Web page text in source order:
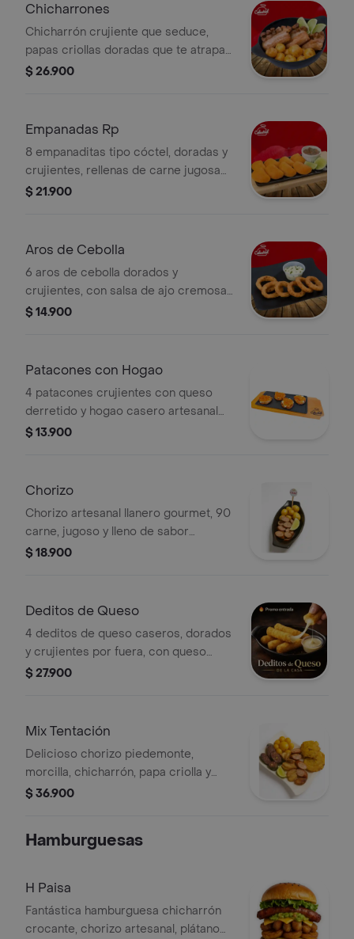
Chicharrones
Chicharrón crujiente que seduce,
papas criollas doradas que te atrapan
y un toque de limón que enciende
$ 26.900
Empanadas Rp
8 empanaditas tipo cóctel, doradas y
crujientes, rellenas de carne jugosa
que despierta el antojo pequeñas,
$ 21.900
Aros de Cebolla
6 aros de cebolla dorados y
crujientes, con salsa de ajo cremosa
que provoca repetir sin parar.
$ 14.900
Patacones con Hogao
4 patacones crujientes con queso
derretido y hogao casero artesanal
sabor auténtico que te hace volver
$ 13.900
Chorizo
Chorizo artesanal llanero gourmet, 90
carne, jugoso y lleno de sabor
auténtico acompañado de papas
$ 18.900
Deditos de Queso
4 deditos de queso caseros, dorados
y crujientes por fuera, con queso
derretido que se estira en cada
$ 27.900
Mix Tentación
Delicioso chorizo piedemonte,
morcilla, chicharrón, papa criolla y
patacón.
$ 36.900
Hamburguesas
H Paisa
Fantástica hamburguesa chicharrón
crocante, chorizo artesanal, plátano